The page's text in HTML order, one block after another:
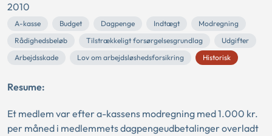
2010
A-kasse Budget Dagpenge Indtægt
Modregning
Rådighedsbeløb
Tilstrækkeligt forsørgelsesgrundlag
Udgifter
Arbejdsskade
Lov om arbejdsløshedsforsikring Historisk
Resume:
Et medlem var efter a-kassens modregning med 1.000 kr.
per måned i medlemmets dagpengeudbetalinger overladt